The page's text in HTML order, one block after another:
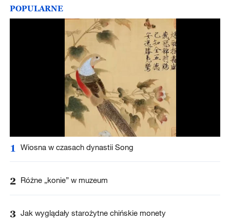
POPULARNE
1 Wiosna w czasach dynastii Song
2 Różne „konie” w muzeum
3 Jak wyglądały starożytne chińskie monety